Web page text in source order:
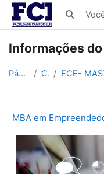
Ir para o conteúdo principal
Alternar
Informações
Página inicial Cursos
MBA em